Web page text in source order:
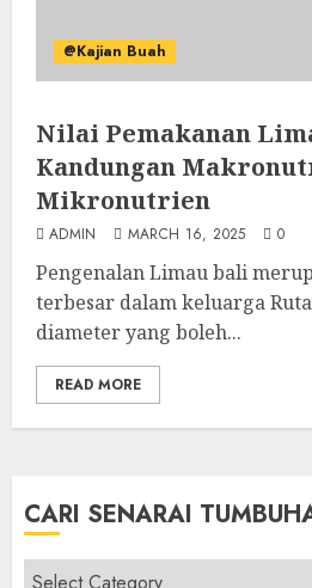
@Kajian Buah
Nilai Pemakanan
Kandungan
Mikronutrien
ADMIN MARCH 16, 2025 0
Pengenalan Limau bali
terbesar dalam keluarga
diameter yang boleh...
READ MORE
CARI SENARAI
Cari